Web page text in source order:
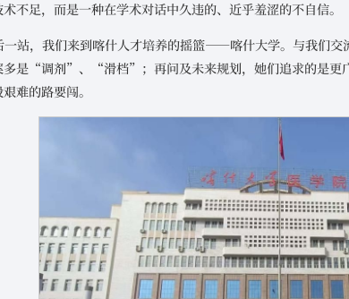
术不足，而是一种在学术对话中久违的、近乎羞涩的不自信。
一站，我们来到喀什人才培养的摇篮——喀什大学。与我们交
多是“调剂”、“滑档”；再问及未来规划，她们追求的是更
难的路要闯。